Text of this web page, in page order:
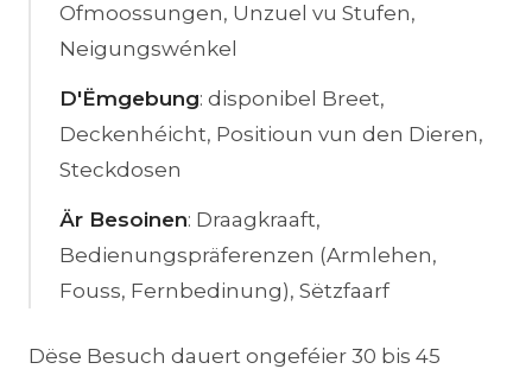
Ofmoossungen, Unzuel vu Stufen,
Neigungswénkel
D'Ëmgebung: disponibel Breet,
Deckenhéicht, Positioun vun den Dieren,
Steckdosen
Är Besoinen: Draagkraaft,
Bedienungspräferenzen (Armlehen,
Fouss, Fernbedinung), Sëtzfaarf
Dëse Besuch dauert ongeféier 30 bis 45